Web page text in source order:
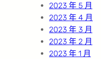
2023 年 5 月
2023 年 4 月
2023 年 3 月
2023 年 2 月
2023 年 1 月